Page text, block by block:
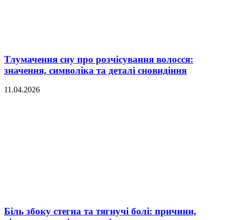
Тлумачення сну про розчісування волосся:
значення, символіка та деталі сновидіння
11.04.2026
Біль збоку стегна та тягнучі болі: причини,